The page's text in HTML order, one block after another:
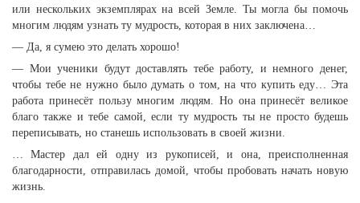
или нескольких экземплярах на всей Земле. Ты могла бы помочь
многим людям узнать ту мудрость, которая в них заключена…
— Да, я сумею это делать хорошо!
— Мои ученики будут доставлять тебе работу, и немного денег,
чтобы тебе не нужно было думать о том, на что купить еду… Эта
работа принесёт пользу многим людям. Но она принесёт великое
благо также и тебе самой, если ту мудрость ты не просто будешь
переписывать, но станешь использовать в своей жизни.
… Мастер дал ей одну из рукописей, и она, преисполненная
благодарности, отправилась домой, чтобы пробовать начать новую
жизнь.